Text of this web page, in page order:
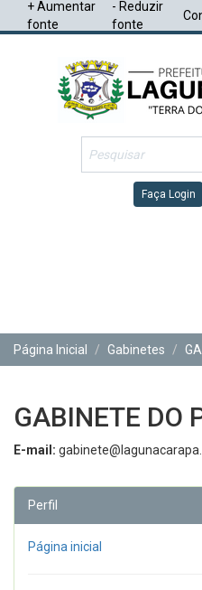
+ Aumentar
fonte
- Reduzir
fonte
Faça Login
Página Inicial
Gabinetes
GABINETE DO
E-mail:
Perfil
Página inicial